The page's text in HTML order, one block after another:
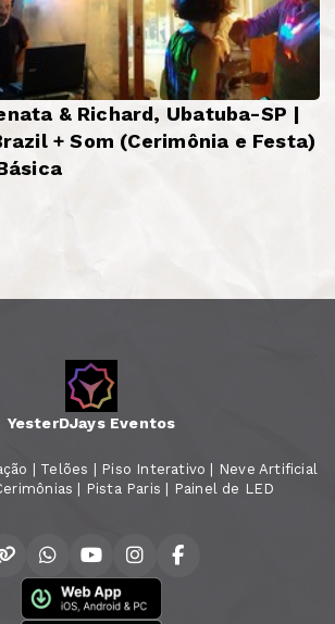
& Richard, Ubatuba-SP |
+ Som (Cerimônia e Festa)
YesterDJays Eventos
| Telões | Piso Interativo | Neve Artificial
| Pista Paris | Painel de LED